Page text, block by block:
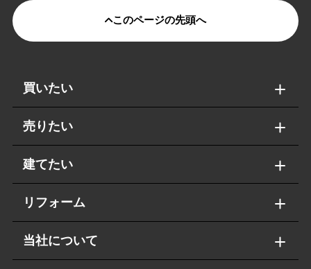
このページの先頭へ
買いたい
売りたい
建てたい
リフォーム
当社について